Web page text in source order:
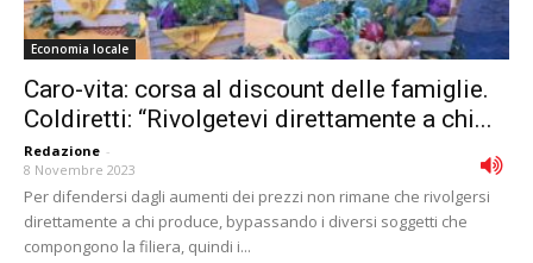
Economia locale
Caro-vita: corsa al discount delle famiglie.
Coldiretti: “Rivolgetevi direttamente a chi...
Redazione -
8 Novembre 2023
Per difendersi dagli aumenti dei prezzi non rimane che rivolgersi
direttamente a chi produce, bypassando i diversi soggetti che
compongono la filiera, quindi i...